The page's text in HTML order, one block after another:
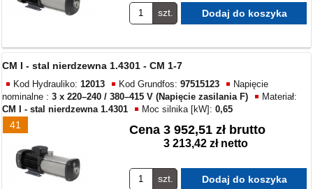
szt.
41
CM I - stal nierdzewna 1.4301 - CM 1-7
Kod Hydrauliko:12013 Kod Grundfos:97515123
Napięcie
nominalne :3 x 220–240 / 380–415 V (Napięcie zasilania F)
Materiał:
CM I - stal nierdzewna 1.4301
Moc silnika [kW]:0,65
Cena 3 952,51 zł brutto
3 213,42 zł netto
szt.